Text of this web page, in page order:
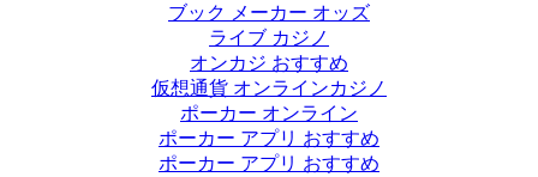
ブック メーカー オッズ
ライブ カジノ
オンカジ おすすめ
仮想通貨 オンラインカジノ
ポーカー オンライン
ポーカー アプリ おすすめ
ポーカー アプリ おすすめ